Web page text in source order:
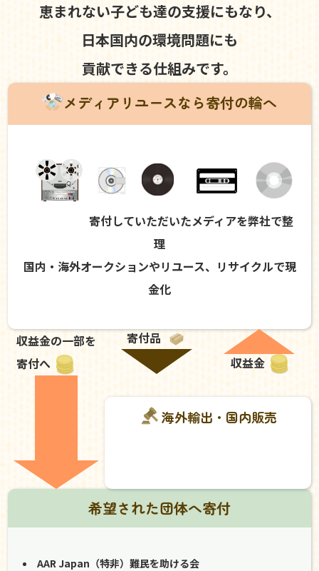
恵まれない子ども達の支援にもなり、
日本国内の環境問題にも
貢献できる仕組みです。
メディアリユースなら寄付の輪へ
寄付していただいたメディアを弊社で整
理
国内・海外オークションやリユース、リサイクルで現
金化
収益金の一部を
寄付へ
寄付品
収益金
海外輸出・国内販売
希望された団体へ寄付
AAR Japan（特非）難民を助ける会